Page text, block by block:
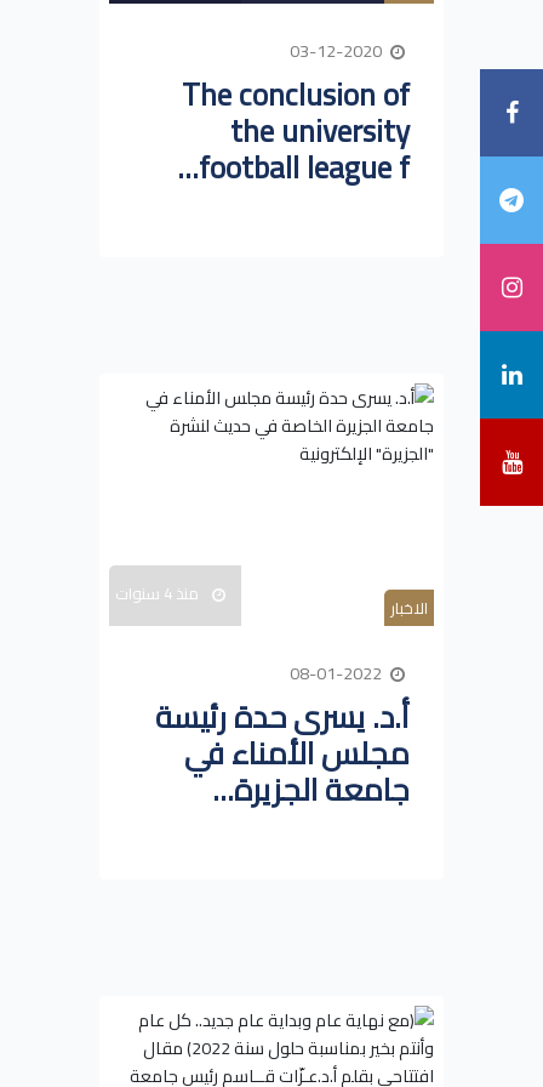
The conclusion of
the university
football league f...
الاخبار منذ 4 سنوات
أ.د. يسرى حدة رئيسة
مجلس الأمناء في
جامعة الجزيرة...